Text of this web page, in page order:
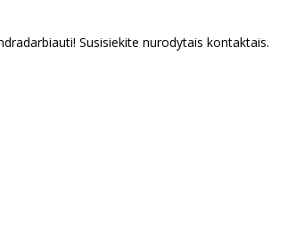
Susisiekite nurodytais kontaktais.